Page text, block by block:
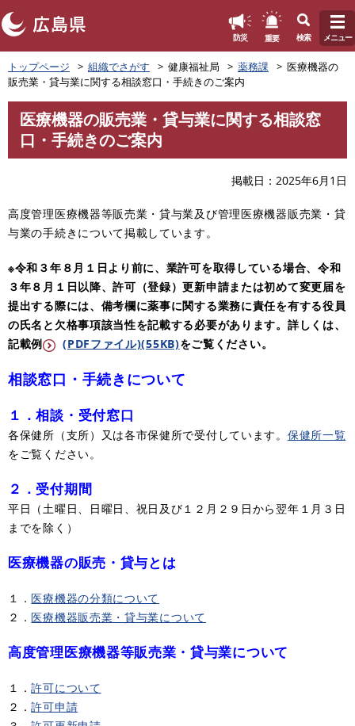
ペ
ー
ジ
の
で
防災 重要 検索 メニュー
トップページ 組織でさがす 健康福祉局 薬務課
医療機器の
販売業・貸与業に関する相談窓口・手続きのご案内
医療機器の販売業・貸与業に関する相談窓
口・手続きのご案内
掲載日 2025年6月1日
高度管理医療機器等販売業・貸与業及び管理医療機器販売業・貸
与業の手続きについて掲載しています。
※令和３年８月１日より前に、業許可を取得している場合、令和
３年８月１日以降、許可（登録）更新申請または初めて変更届を
提出する際には、備考欄に薬事に関する業務に責任を有する役員
の氏名と欠格事項該当性を記載する必要があります。詳しくは、
記載例
(PDFファイル)(55KB)をご覧ください。
相談窓口・手続きについて
１．相談・受付窓口
各保健所（支所）又は各市保健所で受付しています。 保健所一覧
をご覧ください。
２．受付期間
平日（土曜日、日曜日、祝日及び１２月２９日から翌年１月３日
までを除く）
医療機器の販売・貸与とは
１．医療機器の分類について
２．医療機器販売業・貸与業について
高度管理医療機器等販売業・貸与業について
１．許可について
２．許可申請